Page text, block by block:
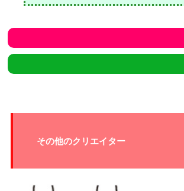
その他のクリエイター